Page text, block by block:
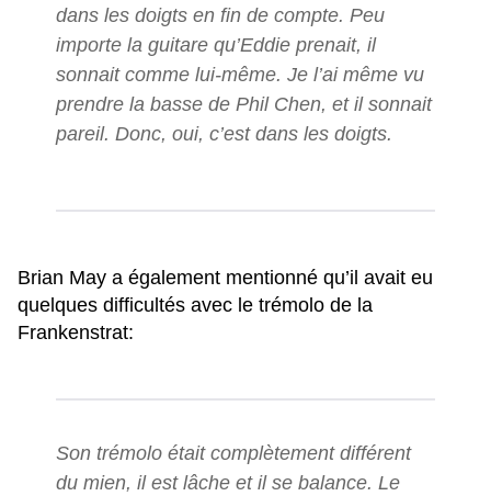
dans les doigts en fin de compte. Peu
importe la guitare qu’Eddie prenait, il
sonnait comme lui-même. Je l’ai même vu
prendre la basse de Phil Chen, et il sonnait
pareil. Donc, oui, c’est dans les doigts.
Brian May a également mentionné qu’il avait eu
quelques difficultés avec le trémolo de la
Frankenstrat:
Son trémolo était complètement différent
du mien, il est lâche et il se balance. Le